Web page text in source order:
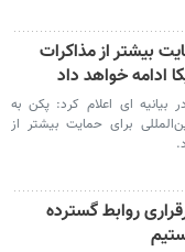
بیشتر از مذاکرات
ادامه خواهد داد
بیانیه ای اعلام کرد: پکن به
برای حمایت بیشتر از
روابط گسترده